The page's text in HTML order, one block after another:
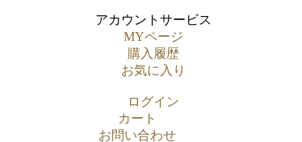
アカウントサービス
MYページ
購入履歴
お気に入り
ログイン
カート
お問い合わせ